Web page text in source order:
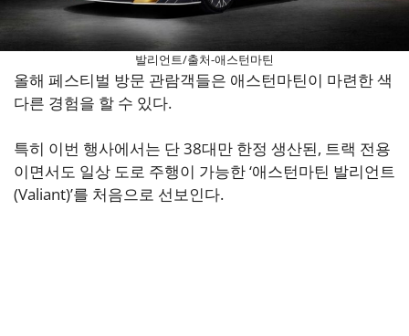
발리언트/출처-애스턴마틴
올해 페스티벌 방문 관람객들은 애스턴마틴이 마련한 색
다른 경험을 할 수 있다.
특히 이번 행사에서는 단 38대만 한정 생산된, 트랙 전용
이면서도 일상 도로 주행이 가능한 ‘애스턴마틴 발리언트
(Valiant)’를 처음으로 선보인다.